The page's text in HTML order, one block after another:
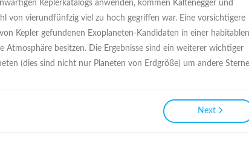
Keplerkatalogs anwenden, kommen Kaltenegger und
von vierundfünfzig viel zu hoch gegriffen war. Eine vorsichtigere
Kepler gefundenen Exoplaneten-Kandidaten in einer habitablen
besitzen. Die Ergebnisse sind ein weiterer wichtiger
(dies sind nicht nur Planeten von Erdgröße) um andere
Next